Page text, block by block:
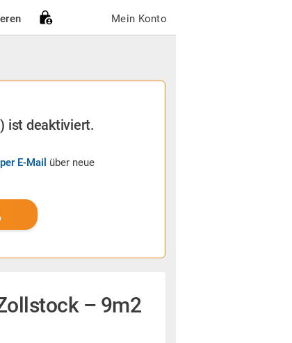
Mein Konto
ist deaktiviert.
per E-Mail über neue
– 9m2